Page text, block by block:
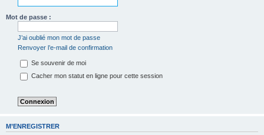
Mot de passe :
J’ai oublié mon mot de passe
Renvoyer l’e-mail de confirmation
Se souvenir de moi
Cacher mon statut en ligne pour cette session
M’ENREGISTRER